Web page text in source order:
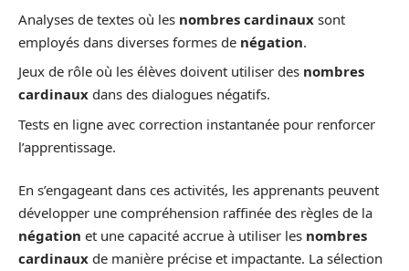
Analyses de textes où les nombres cardinaux sont
employés dans diverses formes de négation.
Jeux de rôle où les élèves doivent utiliser des nombres
cardinaux dans des dialogues négatifs.
Tests en ligne avec correction instantanée pour renforcer
l’apprentissage.
En s’engageant dans ces activités, les apprenants peuvent
développer une compréhension raffinée des règles de la
négation et une capacité accrue à utiliser les nombres
cardinaux de manière précise et impactante. La sélection